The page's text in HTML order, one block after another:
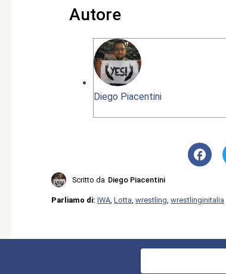
Autore
Diego Piacentini
Scritto da Diego Piacentini
Parliamo di: IWA Lotta wrestling wrestlinginitalia